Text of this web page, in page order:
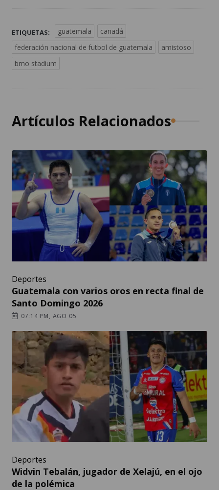
ETIQUETAS: guatemala
canadá
federación nacional de futbol de guatemala
amistoso
bmo stadium
Artículos Relacionados
Deportes
Guatemala con varios oros en recta final de
Santo Domingo 2026
07:14 PM, AGO 05
Deportes
Widvin Tebalán, jugador de Xelajú, en el ojo
de la polémica